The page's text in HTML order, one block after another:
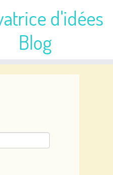
d'idées
Blog